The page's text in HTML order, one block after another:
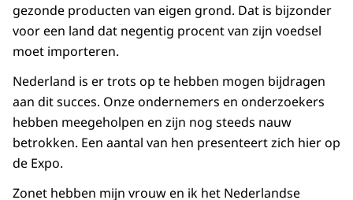
gezonde producten van eigen grond. Dat is bijzonder
voor een land dat negentig procent van zijn voedsel
moet importeren.
Nederland is er trots op te hebben mogen bijdragen
aan dit succes. Onze ondernemers en onderzoekers
hebben meegeholpen en zijn nog steeds nauw
betrokken. Een aantal van hen presenteert zich hier op
de Expo.
Zonet hebben mijn vrouw en ik het Nederlandse